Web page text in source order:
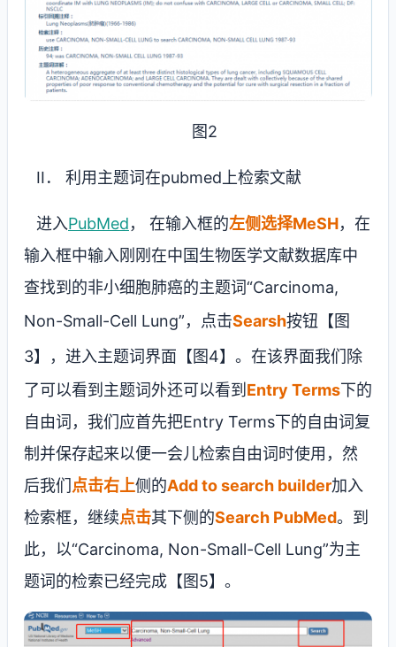
图2
II． 利用主题词在pubmed上检索文献
进入PubMed， 在输入框的左侧选择MeSH，在
输入框中输入刚刚在中国生物医学文献数据库中
查找到的非小细胞肺癌的主题词“Carcinoma,
Non-Small-Cell Lung”，点击Searsh按钮 【图
3】
，进入主题词界面【图4】。在该界面我们除
了可以看到主题词外还可以看到 Entry Terms下的
自由词，我们应首先把Entry Terms下的自由词复
制并保存起来以便一会儿检索自由词时使用，然
后我们点击右上侧的Add to search builder加入
检索框，继续点击其下侧的Search PubMed。到
此，以“Carcinoma, Non-Small-Cell Lung”为主
题词的检索已经完成【图5】。